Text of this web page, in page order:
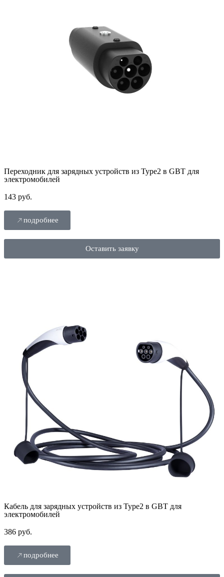
Переходник для зарядных устройств из Type2 в GBT для
электромобилей
143 руб.
подробнее
Оставить заявку
Кабель для зарядных устройств из Type2 в GBT для
электромобилей
386 руб.
подробнее